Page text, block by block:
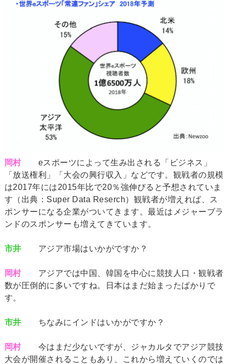
岡村eスポーツによって生み出される「ビジネス」
「放送権利」「大会の興行収入」などです。観戦者の規模
は2017年には2015年比で20％強伸びると予想されていま
す（出典：Super Data Reserch）観戦者が増えれば、ス
ポンサーになる企業がついてきます。最近はメジャーブラ
ンドのスポンサーも増えてきています。
市井 アジア市場はいかがですか？
岡村アジアでは中国、韓国を中心に競技人口・観戦者
数が圧倒的に多いですね。日本はまだ始まったばかりで
す。
市井 ちなみにインドはいかがですか？
岡村今はまだ少ないですが、ジャカルタでアジア競技
大会が開催されることもあり、これから増えていくのでは